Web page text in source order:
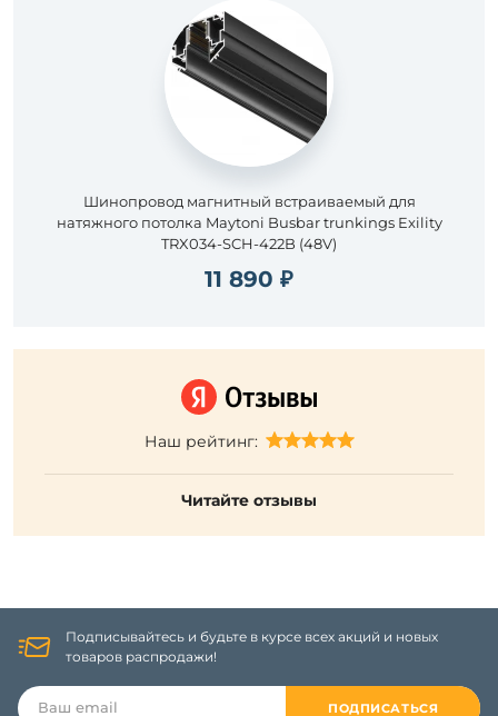
Шинопровод магнитный встраиваемый для
натяжного потолка Maytoni Busbar trunkings Exility
TRX034-SCH-422B (48V)
11 890 ₽
Наш рейтинг:
Читайте отзывы
Подписывайтесь и будьте в курсе всех акций и новых
товаров распродажи!
ПОДПИСАТЬСЯ